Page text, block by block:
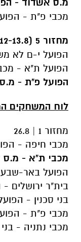
מ.ס אשדוד -
מכבי פ"ת -
מחזור 5 (12-13.8):
הפועל י-ם לא
הפועל ת"א -
הפועל פ"ת -
לוח המשחקים
מחזור 1 | 26.8
מכבי חיפה -
מכבי ת"א - מ.ס
הפועל באר-
בית"ר ירושלים
בני סכנין -
מכבי פ"ת -
מכבי נתניה - בני